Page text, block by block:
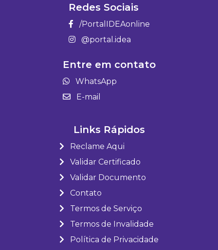
Redes Sociais
/PortalIDEAonline
@portal.idea
Entre em contato
WhatsApp
E-mail
Links Rápidos
Reclame Aqui
Validar Certificado
Validar Documento
Contato
Termos de Serviço
Termos de Invalidade
Política de Privacidade